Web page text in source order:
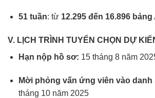
51 tuần: từ 12.295 đến 16.896 bảng
V. LỊCH TRÌNH TUYỂN CHỌN DỰ
Hạn nộp hồ sơ: 15 tháng 8 năm
Mời phỏng vấn ứng viên vào danh
tháng 10 năm 2025